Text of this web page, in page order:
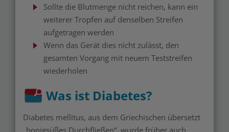
Sollte die Blutmenge nicht reichen, kann ein
weiterer Tropfen auf denselben Streifen
aufgetragen werden
Wenn das Gerät dies nicht zulässt, den
gesamten Vorgang mit neuem Teststreifen
wiederholen
Was ist Diabetes?
Diabetes mellitus, aus dem Griechischen übersetzt
„honigsüßes Durchfließen“, wurde früher auch